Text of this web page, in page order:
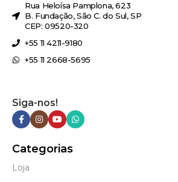
Rua Heloísa Pamplona, 623
B. Fundação, São C. do Sul, SP
CEP: 09520-320
+55 11 4211-9180
+55 11 2668-5695
Siga-nos!
Categorias
Loja